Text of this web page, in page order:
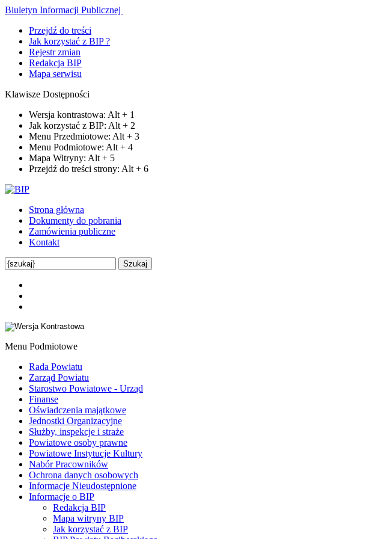
Biuletyn Informacji Publicznej
Przejdź do treści
Jak korzystać z BIP ?
Rejestr zmian
Redakcja BIP
Mapa serwisu
Klawisze Dostępności
Wersja kontrastowa: Alt + 1
Jak korzystać z BIP: Alt + 2
Menu Przedmiotowe: Alt + 3
Menu Podmiotowe: Alt + 4
Mapa Witryny: Alt + 5
Przejdź do treści strony: Alt + 6
Strona główna
Dokumenty do pobrania
Zamówienia publiczne
Kontakt
Menu Podmiotowe
Rada Powiatu
Zarząd Powiatu
Starostwo Powiatowe - Urząd
Finanse
Oświadczenia majątkowe
Jednostki Organizacyjne
Służby, inspekcje i straże
Powiatowe osoby prawne
Powiatowe Instytucje Kultury
Nabór Pracowników
Ochrona danych osobowych
Informacje Nieudostępnione
Informacje o BIP
Redakcja BIP
Mapa witryny BIP
Jak korzystać z BIP